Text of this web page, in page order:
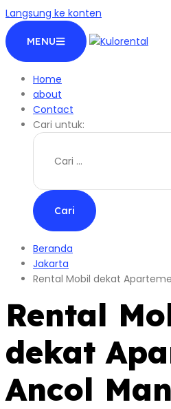
Langsung ke konten
MENU
Home
about
Contact
Cari untuk:
Beranda
Jakarta
Rental Mobil dekat
Rental
dekat
Ancol